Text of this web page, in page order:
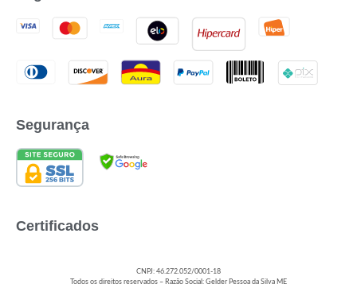
Segurança
Certificados
CNPJ: 46.272.052/0001-18
Todos os direitos reservados – Razão Social: Gelder Pessoa da Silva ME